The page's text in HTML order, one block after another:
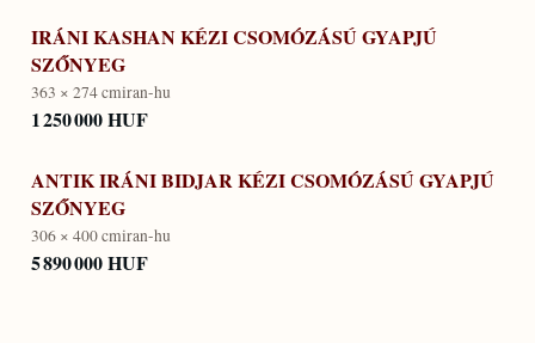
IRÁNI KASHAN KÉZI CSOMÓZÁSÚ GYAPJÚ
SZŐNYEG
363 × 274 cmiran-hu
1 250 000 HUF
ANTIK IRÁNI BIDJAR KÉZI CSOMÓZÁSÚ GYAPJÚ
SZŐNYEG
306 × 400 cmiran-hu
5 890 000 HUF